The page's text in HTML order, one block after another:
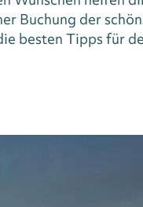
Buchung der
besten Tipps für